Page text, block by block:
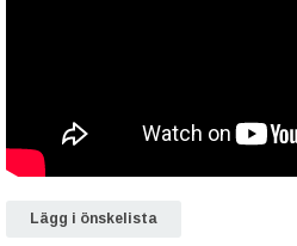
Lägg i önskelista